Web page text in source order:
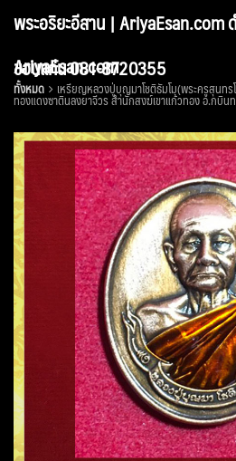
พระอริยะอีสาน | AriyaEsan.com
ขอนแก่น 081-8720355
AriyaEsan.com
ทั้งหมด เหรียญหลวงปู่บุญมาโชติธัมโม(พระครูสุนท
ทองแดงซาตินลงยาจีวร สำนักสงฆ์เขาแก้วทอง อ.กบิน